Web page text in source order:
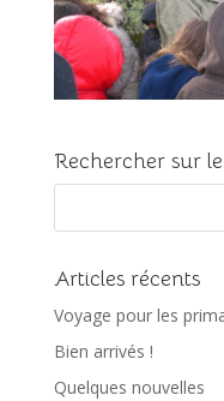
Rechercher sur
Articles récents
Voyage pour les
Bien arrivés !
Quelques nouvelles